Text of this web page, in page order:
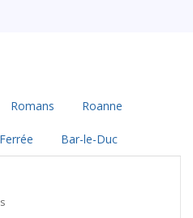
Romans Roanne
Bar-le-Duc